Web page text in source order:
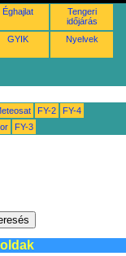
Éghajlat
Tengeri
időjárás
GYIK Nyelvek
FY-2
FY-4
FY-3